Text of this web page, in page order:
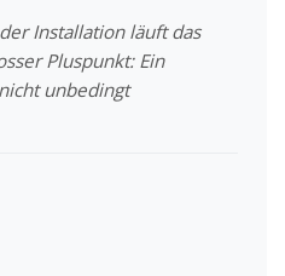
Installation läuft das
Pluspunkt: Ein
unbedingt